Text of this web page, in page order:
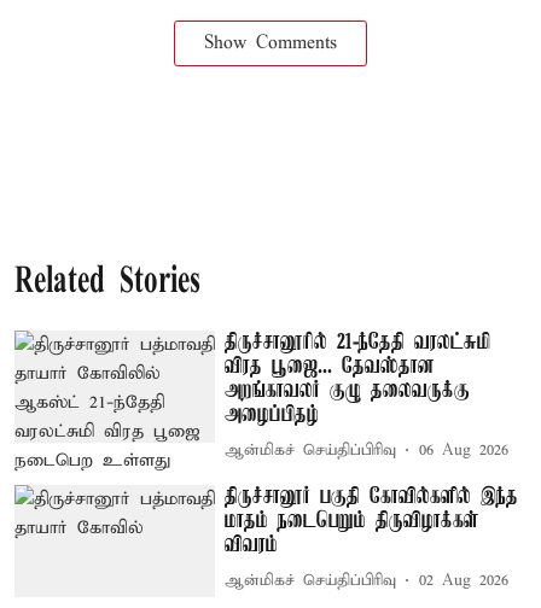
Show Comments
Related Stories
திருச்சானூரில் 21-ந்தேதி வரலட்சுமி
விரத பூஜை... தேவஸ்தான
அறங்காவலர் குழு தலைவருக்கு
அழைப்பிதழ்
ஆன்மிகச் செய்திப்பிரிவு 06 Aug 2026
திருச்சானூர் பகுதி கோவில்களில் இந்த
மாதம் நடைபெறும் திருவிழாக்கள்
விவரம்
ஆன்மிகச் செய்திப்பிரிவு 02 Aug 2026